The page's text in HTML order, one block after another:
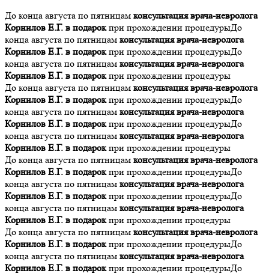
До конца августа по пятницам консультация врача-невролога
Корнилов Е.Г. в подарокпри прохождении процедурыДо
конца августа по пятницам консультация врача-невролога
Корнилов Е.Г. в подарокпри прохождении процедурыДо
конца августа по пятницам консультация врача-невролога
Корнилов Е.Г. в подарокпри прохождении процедуры
До конца августа по пятницам консультация врача-невролога
Корнилов Е.Г. в подарокпри прохождении процедурыДо
конца августа по пятницам консультация врача-невролога
Корнилов Е.Г. в подарокпри прохождении процедурыДо
конца августа по пятницам консультация врача-невролога
Корнилов Е.Г. в подарокпри прохождении процедуры
До конца августа по пятницам консультация врача-невролога
Корнилов Е.Г. в подарокпри прохождении процедурыДо
конца августа по пятницам консультация врача-невролога
Корнилов Е.Г. в подарокпри прохождении процедурыДо
конца августа по пятницам консультация врача-невролога
Корнилов Е.Г. в подарокпри прохождении процедуры
До конца августа по пятницам консультация врача-невролога
Корнилов Е.Г. в подарокпри прохождении процедурыДо
конца августа по пятницам консультация врача-невролога
Корнилов Е.Г. в подарокпри прохождении процедурыДо